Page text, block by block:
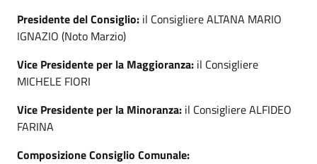
Presidente del Consiglio: il Consigliere ALTANA MARIO
IGNAZIO (Noto Marzio)
Vice Presidente per la Maggioranza: il Consigliere
MICHELE FIORI
Vice Presidente per la Minoranza: il Consigliere ALFIDEO
FARINA
Composizione Consiglio Comunale: